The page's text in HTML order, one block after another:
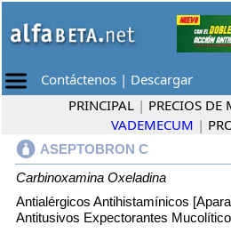
Contáctenos | Descargar
PRINCIPAL | PRECIOS DE
VADEMECUM |
ASEPTOBRON C
Carbinoxamina Oxeladina
Antialérgicos Antihistamínicos
Antitusivos Expectorantes